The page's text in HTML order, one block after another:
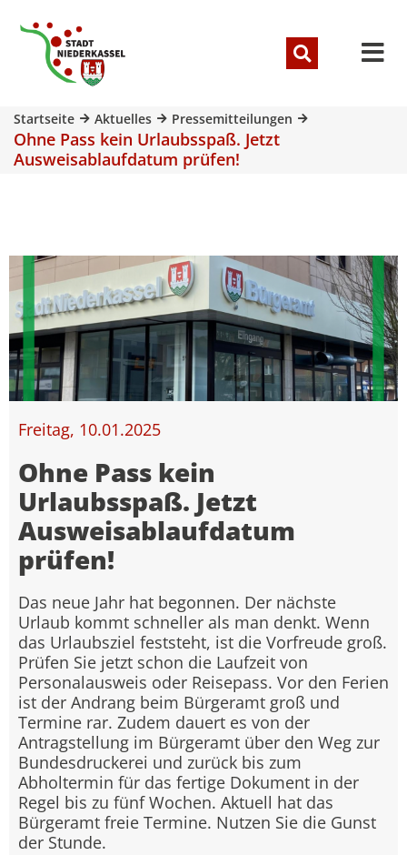
Startseite Aktuelles Pressemitteilungen
Ohne Pass kein Urlaubsspaß. Jetzt
Ausweisablaufdatum prüfen!
Freitag, 10.01.2025
Ohne Pass kein
Urlaubsspaß. Jetzt
Ausweisablaufdatum
prüfen!
Das neue Jahr hat begonnen. Der nächste
Urlaub kommt schneller als man denkt. Wenn
das Urlaubsziel feststeht, ist die Vorfreude groß.
Prüfen Sie jetzt schon die Laufzeit von
Personalausweis oder Reisepass. Vor den Ferien
ist der Andrang beim Bürgeramt groß und
Termine rar. Zudem dauert es von der
Antragstellung im Bürgeramt über den Weg zur
Bundesdruckerei und zurück bis zum
Abholtermin für das fertige Dokument in der
Regel bis zu fünf Wochen. Aktuell hat das
Bürgeramt freie Termine. Nutzen Sie die Gunst
der Stunde.